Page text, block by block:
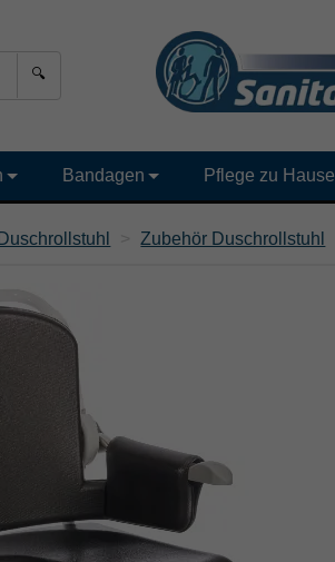
🔍
Bandagen Pflege zu Hause
Duschrollstuhl Zubehör Duschrollstuhl